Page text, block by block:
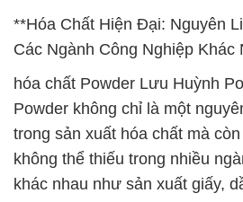
**Hóa Chất Hiện Đại: Nguyên
Các Ngành Công Nghiệp Khác
hóa chất Powder Lưu Huỳnh
Powder không chỉ là một
trong sản xuất hóa chất mà
không thể thiếu trong nhiều
khác nhau như sản xuất giấy,